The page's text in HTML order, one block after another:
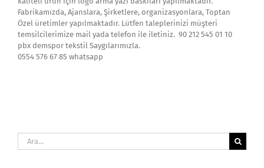
Fabrikamızda, Ajanslara, Şirketlere, organizasyonlara, Toptan
Özel üretimler yapılmaktadır. Lütfen taleplerinizi müşteri
temsilcilerimize mail yada telefon ile iletiniz. 90 212 545 01 10
pbx demspor tekstil Saygılarımızla.
0554 576 67 85 whatsapp
Ara: